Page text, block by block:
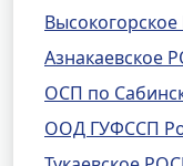
Азнакаевское
ОСП по
ООД ГУФССП